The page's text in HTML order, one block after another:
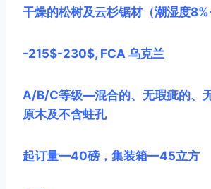
干燥的松树及云杉锯材（潮湿度
-215$-230$, FCA 乌克兰
A/B/C等级—混合的、无瑕疵的、
原木及不含蛀孔
起订量—40磅，集装箱—45立方